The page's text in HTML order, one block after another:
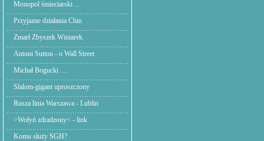
Monopol śmieciarski ...
Przyjazne działania Chin
Zmarł Zbyszek Winiarek
Antoni Sutton - o Wall Street
Michał Bogucki ....
Slalom-gigant uproszczony
Rusza linia Warszawa - Lublin
>Wołyń zdradzony< - link
Komu służy SGH?